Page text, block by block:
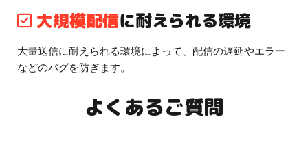
大規模配信に耐えられる環境
大量送信に耐えられる環境によって、配信の遅延やエラー
などのバグを防ぎます。
よくあるご質問